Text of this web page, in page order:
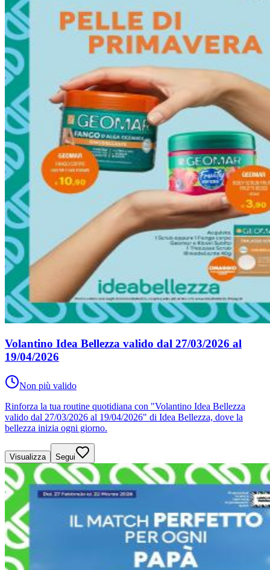
Volantino Idea Bellezza valido dal 27/03/2026 al
19/04/2026
Non più valido
Rinforza la tua routine quotidiana con "Volantino Idea Bellezza
valido dal 27/03/2026 al 19/04/2026" di Idea Bellezza, dove la
bellezza inizia ogni giorno.
Visualizza Segui